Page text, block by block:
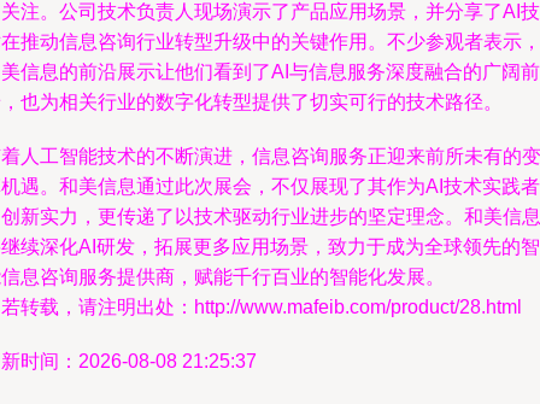
注。公司技术负责人现场演示了产品应用场景，并分享了AI技
推动信息咨询行业转型升级中的关键作用。不少参观者表示，
信息的前沿展示让他们看到了AI与信息服务深度融合的广阔前
也为相关行业的数字化转型提供了切实可行的技术路径。
人工智能技术的不断演进，信息咨询服务正迎来前所未有的变
遇。和美信息通过此次展会，不仅展现了其作为AI技术实践者
新实力，更传递了以技术驱动行业进步的坚定理念。和美信息
续深化AI研发，拓展更多应用场景，致力于成为全球领先的智
息咨询服务提供商，赋能千行百业的智能化发展。
转载，请注明出处：http://www.mafeib.com/product/28.html
时间：2026-08-08 21:25:37